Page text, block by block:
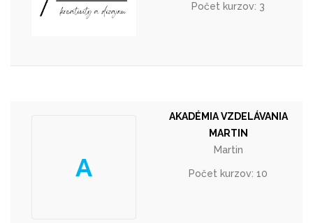
Počet kurzov: 3
A
AKADÉMIA VZDELÁVANIA
MARTIN
Martin
Počet kurzov: 10